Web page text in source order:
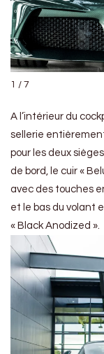
1 / 7
A l’intérieur du
sellerie
pour les deux
de bord, le cuir «
avec des touches
et le bas du volant
« Black Anodized ».